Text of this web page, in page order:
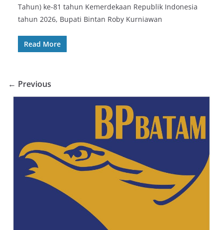
Tahun) ke-81 tahun Kemerdekaan Republik Indonesia
tahun 2026, Bupati Bintan Roby Kurniawan
Read More
← Previous